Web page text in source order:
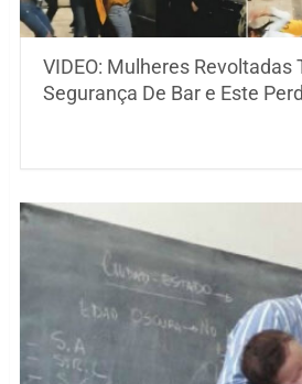
VIDEO: Mulheres Revoltadas
Segurança De Bar e Este